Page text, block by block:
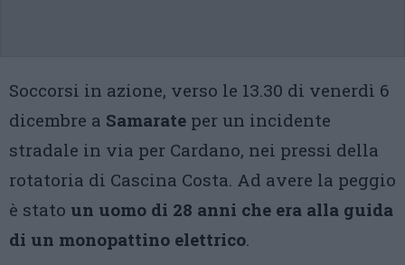
Soccorsi in azione, verso le 13.30 di venerdì 6
dicembre a Samarate per un incidente
stradale in via per Cardano, nei pressi della
rotatoria di Cascina Costa. Ad avere la peggio
è stato un uomo di 28 anni che era alla guida
di un monopattino elettrico.